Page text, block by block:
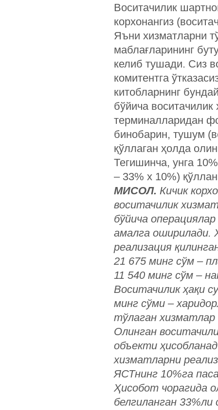
Воситачилик
корхонангиз
Яъни хизматларни
маблағларининг
келиб тушади. Сиз
комитентга
китобларнинг
бўйича воситачилик
терминалларидан
бинобарин, тушум
қўллаган ҳолда
Тегишинча, унга
– 33% х 10%)
МИСОЛ. Кичик
воситачилик
бўйича
амалга оширилади.
реализация
21 675 минг сўм –
11 540 минг сўм –
Воситачилик ҳақи
минг сўми –
тўлаган хизматлар
Олинган
объекти
хизматларни
ЯСТнинг 10%га
Ҳисобот чорагида
белгиланган 33%ли